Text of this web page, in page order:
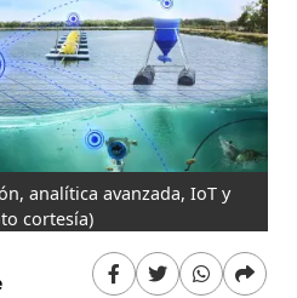
analítica avanzada, IoT y
cortesía)